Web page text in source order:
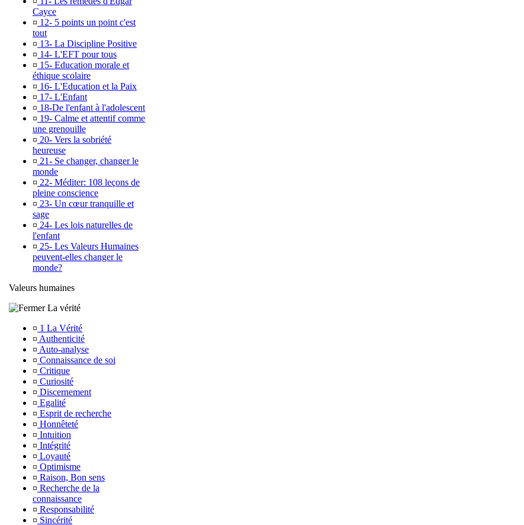
Cayce
¤ 12- 5 points un point c'est
tout
¤ 13- La Discipline Positive
¤ 14- L'EFT pour tous
¤ 15- Education morale et
éthique scolaire
¤ 16- L'Education et la Paix
¤ 17- L'Enfant
¤ 18-De l'enfant à l'adolescent
¤ 19- Calme et attentif comme
une grenouille
¤ 20- Vers la sobriété
heureuse
¤ 21- Se changer, changer le
monde
¤ 22- Méditer: 108 leçons de
pleine conscience
¤ 23- Un cœur tranquille et
sage
¤ 24- Les lois naturelles de
l'enfant
¤ 25- Les Valeurs Humaines
peuvent-elles changer le
monde?
Valeurs humaines
La vérité
¤ 1 La Vérité
¤ Authenticité
¤ Auto-analyse
¤ Connaissance de soi
¤ Critique
¤ Curiosité
¤ Discernement
¤ Egalité
¤ Esprit de recherche
¤ Honnêteté
¤ Intuition
¤ Intégrité
¤ Loyauté
¤ Optimisme
¤ Raison, Bon sens
¤ Recherche de la
connaissance
¤ Responsabilité
¤ Sincérité